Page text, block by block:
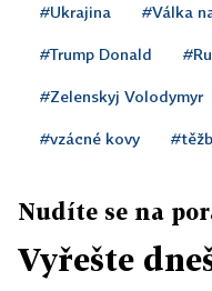
#Ukrajina #Válka
#Trump Donald
#Zelenskyj Volodymyr
#vzácné kovy
Nudíte se na
Vyřešte